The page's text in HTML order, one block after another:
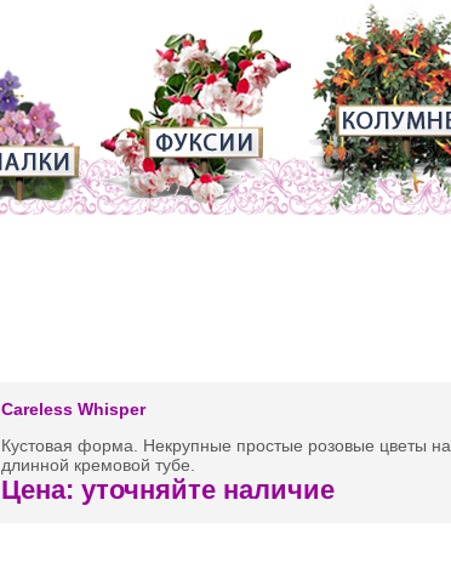
Careless Whisper
Кустовая форма. Некрупные простые розовые цветы на
длинной кремовой тубе.
Цена: уточняйте наличие